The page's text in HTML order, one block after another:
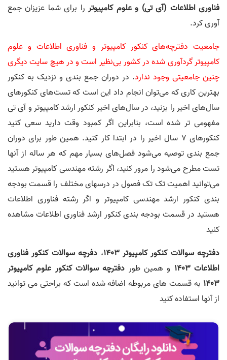
فناوری اطلاعات (آی تی) و علوم کامپیوتررا برای‌ شما عزیزان جمع
آوری کرد.
جامعیت دفترچه‌های کنکور کامپیوتر و فناوری اطلاعات و علوم
کامپیوتر گردآوری شده در کشور بی‌نظیر است و در هیچ سایت دیگری
چنین جامعیتی وجود ندارد. در دوران جمع بندی و نزدیک به کنکور
بهترین کاری که می‌توان انجام داد این است که تست‌های کنکور‌های
سال‌های اخیر را بزنید، در سال‌های اخیر کنکور ارشد کامپیوتر و آی تی
مفهومی تر شده است، بنابراین اگر کمبود وقت دارید سعی کنید
کنکورهای 7 سال اخیر را در ابتدا کار کنید. همین طور برای دوران
جمع بندی توصیه می‌شود فصل‌های بسیار مهم که هر ساله از آنها
تست مطرح می‌شود را مرور کنید، اگر رشته مهندسی کامپیوتر هستید
می‌توانید اهمیت تک تک فصول در درسهای مختلف را قسمت بودجه
بندی کنکور ارشد مهندسی کامپیوتر و اگر رشته فناوری اطلاعات
هستید در قسمت بودجه بندی کنکور ارشد فناوری اطلاعات مشاهده
کنید
دفترچه سوالات کنکور کامپیوتر 1403
، دفرچه سوالات کنکور فناوری
اطلاعات 1403
و همین طور دفترچه سوالات کنکور علوم کامپیوتر
1403 به قسمت های مربوطه اضافه شده است که براحتی می توانید
از آنها استفاده کنید